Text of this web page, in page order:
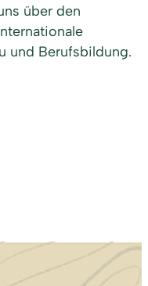
über den
und Berufsbildung.